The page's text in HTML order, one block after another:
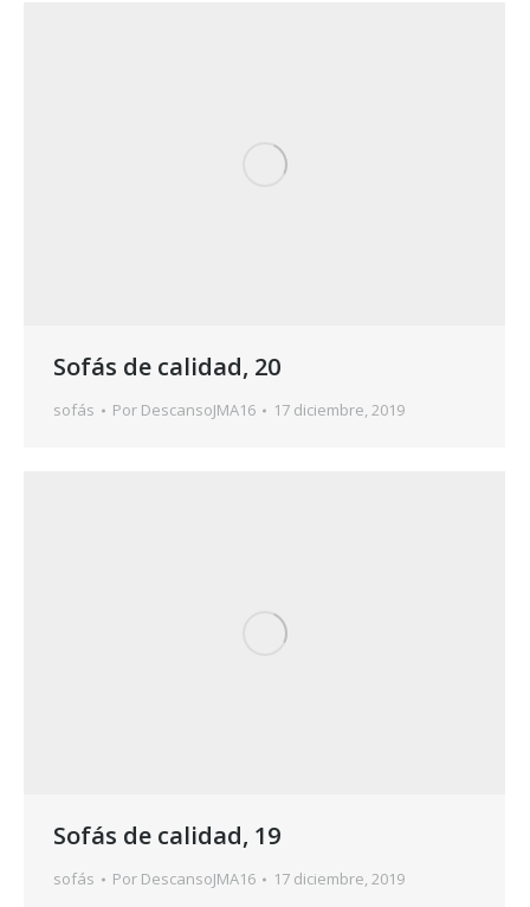
Sofás de calidad, 20
sofás Por DescansoJMA16 17 diciembre, 2019
Sofás de calidad, 19
sofás Por DescansoJMA16 17 diciembre, 2019